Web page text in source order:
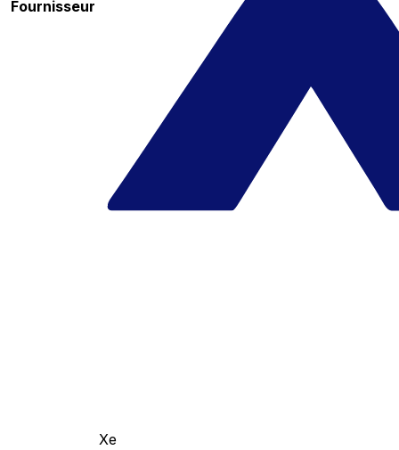
Fournisseur
Xe